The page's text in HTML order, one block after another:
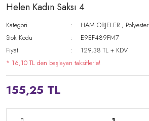
Helen Kadın Saksı 4
Kategori HAM OBJELER , Polyester
Stok Kodu
E9EF489FM7
Fiyat
129,38 TL + KDV
* 16,10 TL den başlayan taksitlerle!
155,25 TL